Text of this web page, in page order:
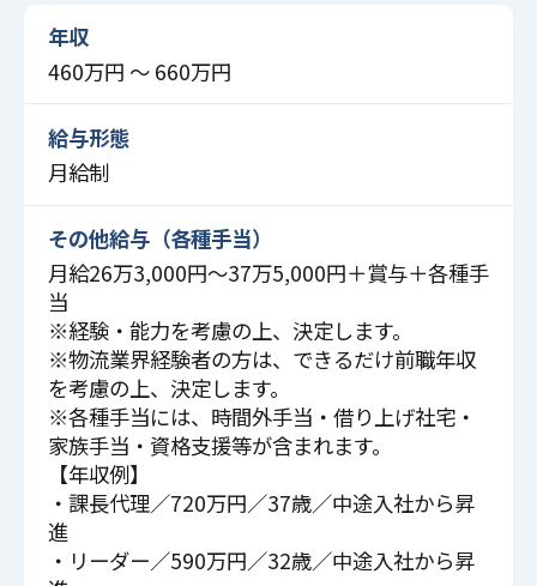
年収
460万円 〜 660万円
給与形態
月給制
その他給与（各種手当）
月給26万3,000円～37万5,000円＋賞与＋各種手
当
※経験・能力を考慮の上、決定します。
※物流業界経験者の方は、できるだけ前職年収
を考慮の上、決定します。
※各種手当には、時間外手当・借り上げ社宅・
家族手当・資格支援等が含まれます。
【年収例】
・課長代理／720万円／37歳／中途入社から昇
進
・リーダー／590万円／32歳／中途入社から昇